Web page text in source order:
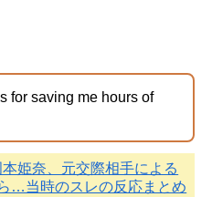
for saving me hours of
本姫奈、元交際相手による
…当時のスレの反応まとめ